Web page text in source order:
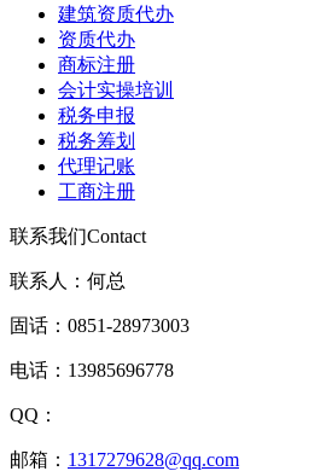
建筑资质代办
资质代办
商标注册
会计实操培训
税务申报
税务筹划
代理记账
工商注册
联系我们Contact
联系人：何总
固话：0851-28973003
电话：13985696778
QQ：
邮箱： 1317279628@qq.com